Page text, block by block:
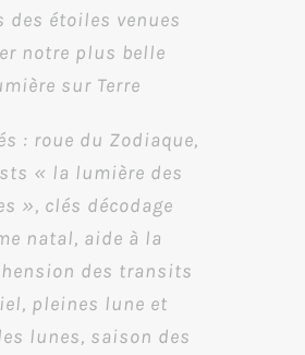
des étoiles venues
notre plus belle
sur Terre
: roue du Zodiaque,
« la lumière des
», clés décodage
natal, aide à la
des transits
pleines lune et
lunes, saison des